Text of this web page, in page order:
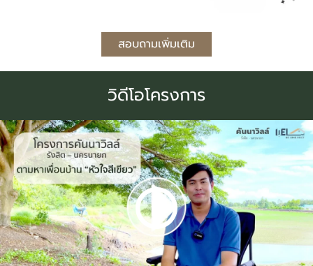
สอบถามเพิ่มเติม
วิดีโอโครงการ